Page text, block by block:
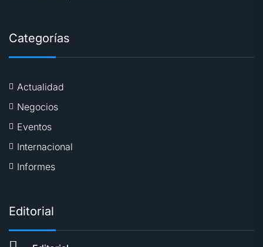
Categorías
Actualidad
Negocios
Eventos
Internacional
Informes
Editorial